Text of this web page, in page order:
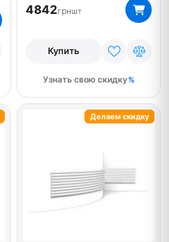
4842грншт
Купить
Узнать свою скидку
Делаем скидку